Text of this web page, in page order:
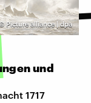
Picture alliance | dpa
und
1717